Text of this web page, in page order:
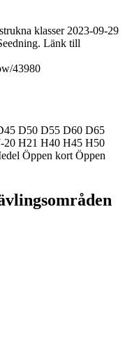
klasser 2023-09-29
Länk till
43980
D50 D55 D60 D65
20 H21 H40 H45 H50
Öppen kort Öppen